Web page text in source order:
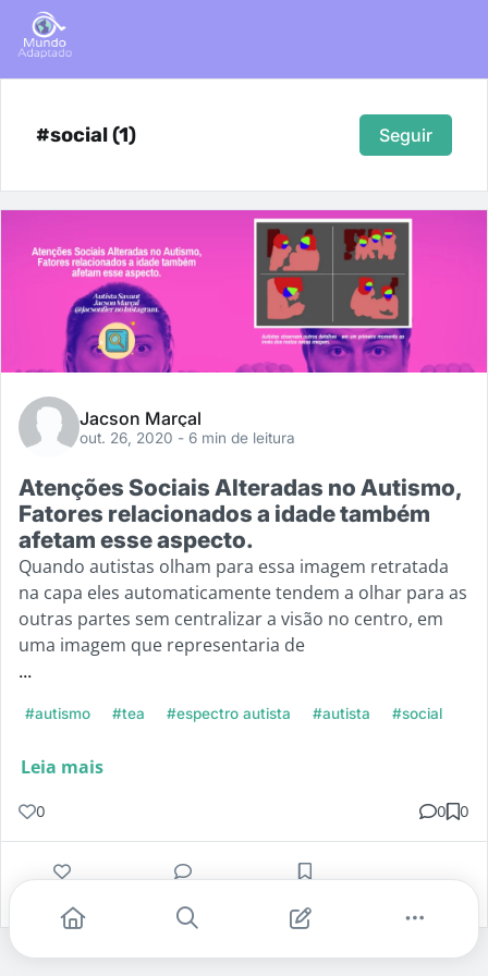
#social (1) Seguir
Jacson Marçal
out. 26, 2020 - 6 min de leitura
Atenções Sociais Alteradas no Autismo,
Fatores relacionados a idade também
afetam esse aspecto.
Quando autistas olham para essa imagem retratada
na capa eles automaticamente tendem a olhar para as
outras partes sem centralizar a visão no centro, em
uma imagem que representaria de
...
#autismo #tea #espectro autista #autista #social
Leia mais
0 0 0